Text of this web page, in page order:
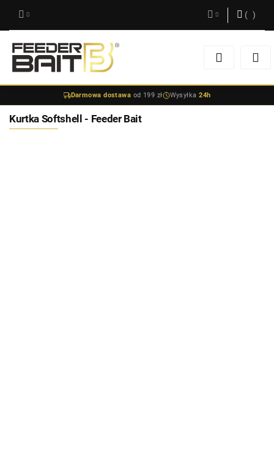
Zarejestruj się
( )
Darmowa dostawa od 199 zł Wysyłka24h
Kurtka Softshell - Feeder Bait